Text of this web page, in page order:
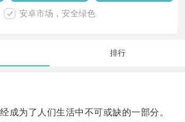
安卓市场，安全绿色
排行
为了人们生活中不可或缺的一部分。